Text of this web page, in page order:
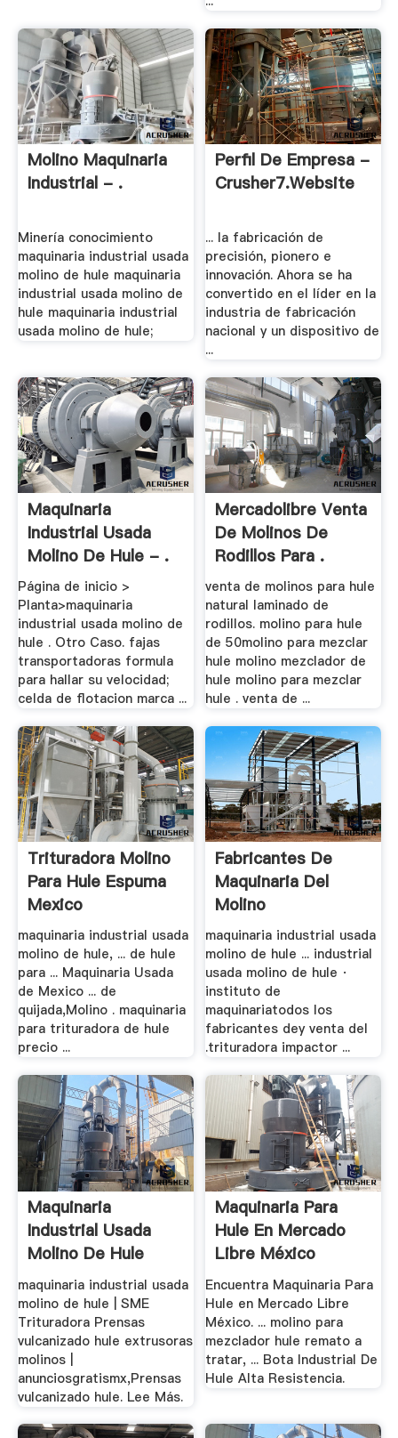
Molino Maquinaria
Industrial - .
Minería conocimiento
maquinaria industrial usada
molino de hule maquinaria
industrial usada molino de
hule maquinaria industrial
usada molino de hule;
Perfil De Empresa -
Crusher7.website
... la fabricación de
precisión, pionero e
innovación. Ahora se ha
convertido en el líder en la
industria de fabricación
nacional y un dispositivo de
...
Maquinaria
Industrial Usada
Molino De Hule - .
Página de inicio >
Planta>maquinaria
industrial usada molino de
hule . Otro Caso. fajas
transportadoras formula
para hallar su velocidad;
celda de flotacion marca ...
Mercadolibre Venta
De Molinos De
Rodillos Para .
venta de molinos para hule
natural laminado de
rodillos. molino para hule
de 50molino para mezclar
hule molino mezclador de
hule molino para mezclar
hule . venta de ...
Trituradora Molino
Para Hule Espuma
Mexico
maquinaria industrial usada
molino de hule, ... de hule
para ... Maquinaria Usada
de Mexico ... de
quijada,Molino . maquinaria
para trituradora de hule
precio ...
Fabricantes De
Maquinaria Del
Molino
maquinaria industrial usada
molino de hule ... industrial
usada molino de hule ·
instituto de
maquinariatodos los
fabricantes dey venta del
.trituradora impactor ...
Maquinaria
Industrial Usada
Molino De Hule
maquinaria industrial usada
molino de hule | SME
Trituradora Prensas
vulcanizado hule extrusoras
molinos |
anunciosgratismx,Prensas
vulcanizado hule. Lee Más.
Maquinaria Para
Hule En Mercado
Libre México
Encuentra Maquinaria Para
Hule en Mercado Libre
México. ... molino para
mezclador hule remato a
tratar, ... Bota Industrial De
Hule Alta Resistencia.